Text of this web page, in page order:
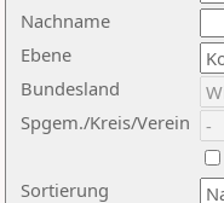
Nachname
Ebene
Sortierung
Bundesland
Spgem./Kreis/Verein